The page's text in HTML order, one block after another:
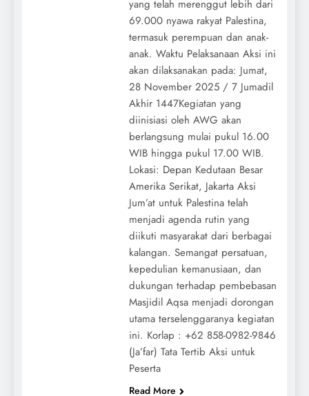
yang telah merenggut lebih dari
69.000 nyawa rakyat Palestina,
termasuk perempuan dan anak-
anak. Waktu Pelaksanaan Aksi ini
akan dilaksanakan pada: Jumat,
28 November 2025 / 7 Jumadil
Akhir 1447Kegiatan yang
diinisiasi oleh AWG akan
berlangsung mulai pukul 16.00
WIB hingga pukul 17.00 WIB.
Lokasi: Depan Kedutaan Besar
Amerika Serikat, Jakarta Aksi
Jum’at untuk Palestina telah
menjadi agenda rutin yang
diikuti masyarakat dari berbagai
kalangan. Semangat persatuan,
kepedulian kemanusiaan, dan
dukungan terhadap pembebasan
Masjidil Aqsa menjadi dorongan
utama terselenggaranya kegiatan
ini. Korlap : ‪+62 858-0982-9846‬
(Ja’far) Tata Tertib Aksi untuk
Peserta
Read More